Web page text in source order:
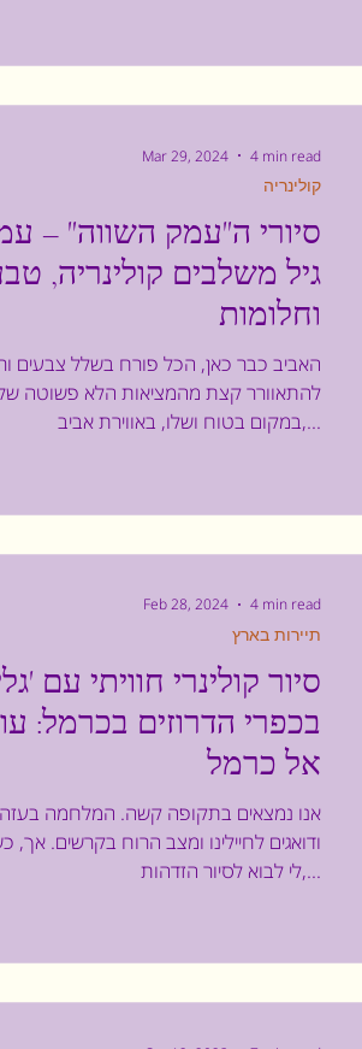
סיורי ה"עמק השווה" –
גיל משלבים קולינריה,
וחלומות
האביב כבר כאן, הכל פורח בשלל צבעים
להתאוורר קצת מהמציאות הלא פשוטה
במקום בטוח ושלו, באווירת אביב,...
קולינריה
Mar 29, 2024 4 min read
סיור קולינרי חוויתי עם
בכפרי הדרוזים בכרמל:
אל כרמל
אנו נמצאים בתקופה קשה. המלחמה בעזה
ודואגים לחיילינו ומצב הרוח בקרשים. אך,
לי לבוא לסיור הזדהות,...
תיירות בארץ
Feb 28, 2024 4 min read